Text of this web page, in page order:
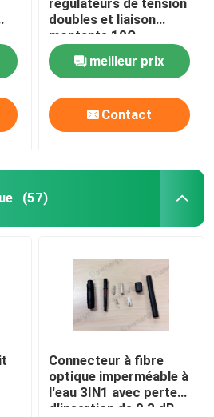
doubles et liaison
montante 10G
meilleur prix
Contact
(57)
Connecteur à fibre
optique imperméable à
l'eau 3IN1 avec perte
d'insertion de 0,3 dB